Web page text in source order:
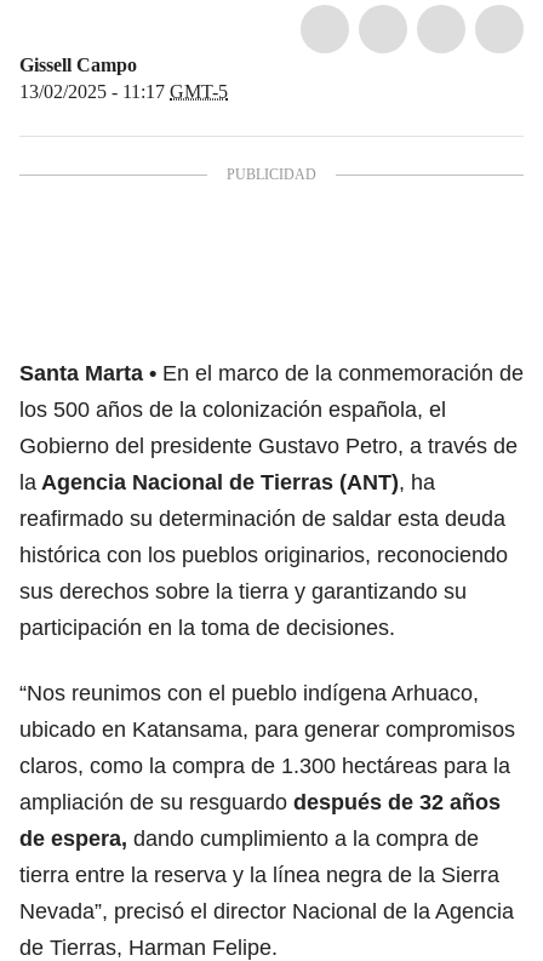
Gissell Campo
13/02/2025 - 11:17 GMT-5
Santa Marta
En el marco de la conmemoración de
los 500 años de la colonización española, el
Gobierno del presidente Gustavo Petro, a través de
la Agencia Nacional de Tierras (ANT), ha
reafirmado su determinación de saldar esta deuda
histórica con los pueblos originarios, reconociendo
sus derechos sobre la tierra y garantizando su
participación en la toma de decisiones.
“Nos reunimos con el pueblo indígena Arhuaco,
ubicado en Katansama, para generar compromisos
claros, como la compra de 1.300 hectáreas para la
ampliación de su resguardo después de 32 años
de espera, dando cumplimiento a la compra de
tierra entre la reserva y la línea negra de la Sierra
Nevada”, precisó el director Nacional de la Agencia
de Tierras, Harman Felipe.